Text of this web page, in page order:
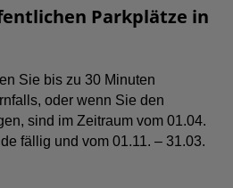
Parkplätze in
Sie bis zu 30 Minuten
oder wenn Sie den
sind im Zeitraum vom 01.04.
fällig und vom 01.11. – 31.03.